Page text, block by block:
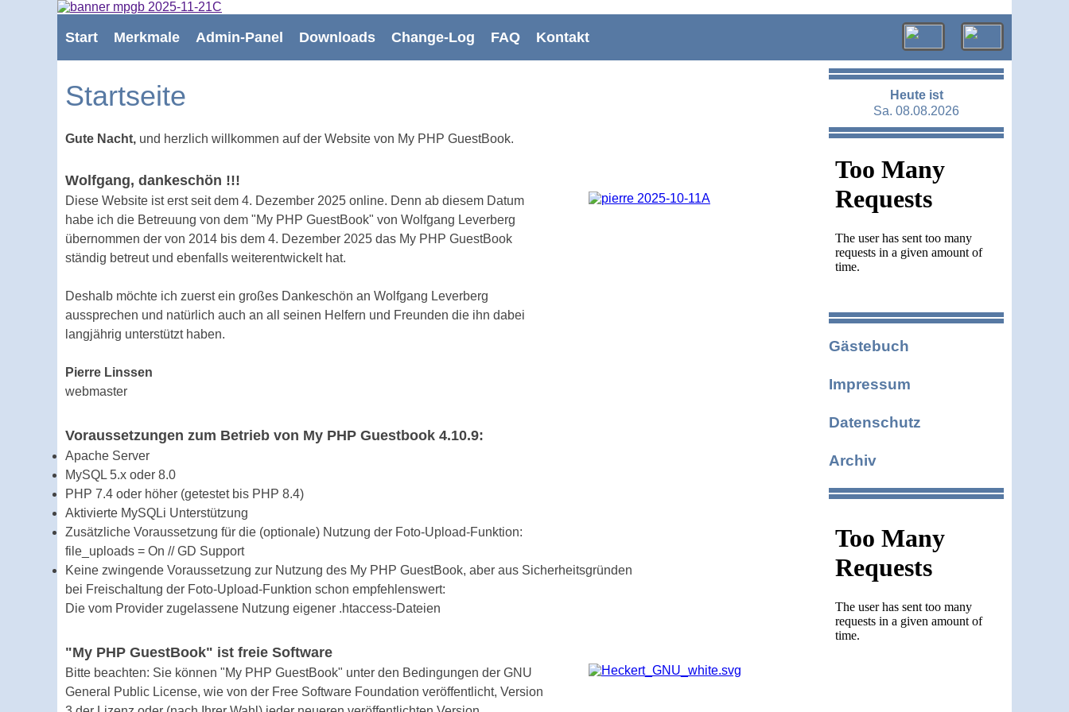
Start Merkmale Admin-Panel Downloads Change-Log FAQ Kontakt
Startseite
Gute Nacht, und herzlich willkommen auf der Website von My PHP GuestBook.
Wolfgang, dankeschön !!!
Diese Website ist erst seit dem 4. Dezember 2025 online. Denn ab diesem Datum
habe ich die Betreuung von dem "My PHP GuestBook" von Wolfgang Leverberg
übernommen der von 2014 bis dem 4. Dezember 2025 das My PHP GuestBook
ständig betreut und ebenfalls weiterentwickelt hat.
Deshalb möchte ich zuerst ein großes Dankeschön an Wolfgang Leverberg
aussprechen und natürlich auch an all seinen Helfern und Freunden die ihn dabei
langjährig unterstützt haben.
Pierre Linssen
webmaster
Voraussetzungen zum Betrieb von My PHP Guestbook 4.10.9:
Apache Server
MySQL 5.x oder 8.0
PHP 7.4 oder höher (getestet bis PHP 8.4)
Aktivierte MySQLi Unterstützung
Zusätzliche Voraussetzung für die (optionale) Nutzung der Foto-Upload-Funktion:
file_uploads = On // GD Support
Keine zwingende Voraussetzung zur Nutzung des My PHP GuestBook, aber aus Sicherheitsgründen
bei Freischaltung der Foto-Upload-Funktion schon empfehlenswert:
Die vom Provider zugelassene Nutzung eigener .htaccess-Dateien
"My PHP GuestBook" ist freie Software
Bitte beachten: Sie können "My PHP GuestBook" unter den Bedingungen der GNU
General Public License, wie von der Free Software Foundation veröffentlicht, Version
Heute ist
Sa. 08.08.2026
Gästebuch
Impressum
Datenschutz
Archiv